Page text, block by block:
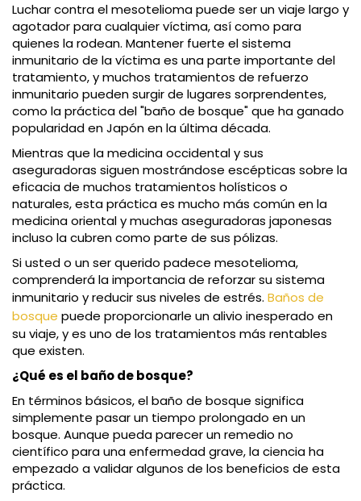
Luchar contra el mesotelioma puede ser un viaje largo y
agotador para cualquier víctima, así como para
quienes la rodean. Mantener fuerte el sistema
inmunitario de la víctima es una parte importante del
tratamiento, y muchos tratamientos de refuerzo
inmunitario pueden surgir de lugares sorprendentes,
como la práctica del "baño de bosque" que ha ganado
popularidad en Japón en la última década.
Mientras que la medicina occidental y sus
aseguradoras siguen mostrándose escépticas sobre la
eficacia de muchos tratamientos holísticos o
naturales, esta práctica es mucho más común en la
medicina oriental y muchas aseguradoras japonesas
incluso la cubren como parte de sus pólizas.
Si usted o un ser querido padece mesotelioma,
comprenderá la importancia de reforzar su sistema
inmunitario y reducir sus niveles de estrés. Baños de
bosque puede proporcionarle un alivio inesperado en
su viaje, y es uno de los tratamientos más rentables
que existen.
¿Qué es el baño de bosque?
En términos básicos, el baño de bosque significa
simplemente pasar un tiempo prolongado en un
bosque. Aunque pueda parecer un remedio no
científico para una enfermedad grave, la ciencia ha
empezado a validar algunos de los beneficios de esta
práctica.